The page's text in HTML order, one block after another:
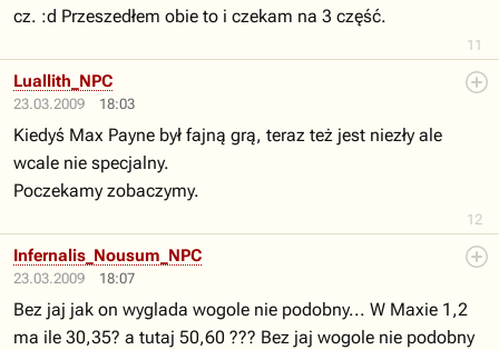
11
cz. :d Przeszedłem obie to i czekam na 3 część.
23.03.2009 18:03
12
Luallith_NPC
Kiedyś Max Payne był fajną grą, teraz też jest niezły ale
wcale nie specjalny.
Poczekamy zobaczymy.
23.03.2009 18:07
Infernalis_Nousum_NPC
Bez jaj jak on wyglada wogole nie podobny... W Maxie 1,2
ma ile 30,35? a tutaj 50,60 ??? Bez jaj wogole nie podobny